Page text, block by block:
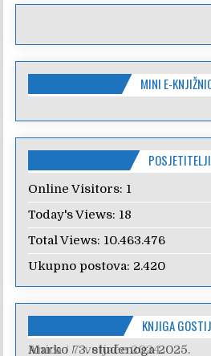
MINI E-
POSJETITELJI
Online Visitors: 1
Today's Views: 18
Total Views: 10.463.476
Ukupno postova: 2.420
KNJIGA
Anica/7. veljače 2024.